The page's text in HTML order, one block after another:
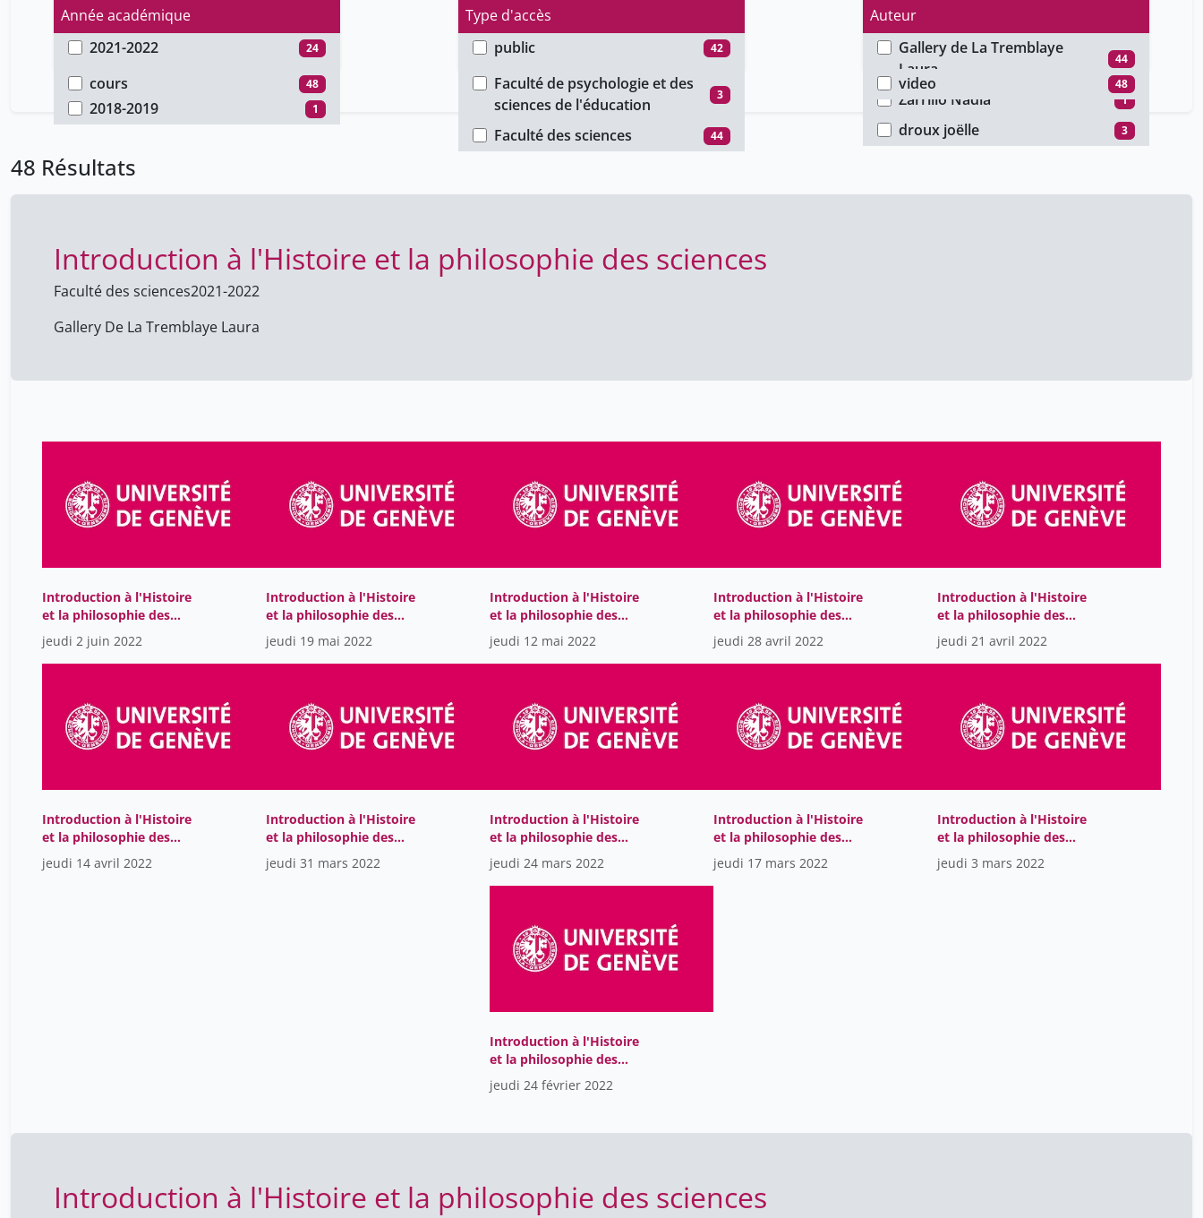
Année académique
2021-2022
24
2020-2021 23
2018-2019 1
Type d'accès
public
42
unige_restricted
Auteur
Gallery de La Tremblaye
Laura
44
Zarrillo Nadia 1
droux joëlle 3
Type de document
cours
48
Faculté
Faculté de psychologie et des
sciences de l'éducation
3
Faculté des sciences 44
Type de média
video
48
48 Résultats
Introduction à l'Histoire et la philosophie des sciences
Faculté des sciences2021-2022
Gallery De La Tremblaye Laura
Introduction à l'Histoire
et la philosophie des
sciences
jeudi 2 juin 2022
Introduction à l'Histoire
et la philosophie des
sciences
jeudi 19 mai 2022
Introduction à l'Histoire
et la philosophie des
sciences
jeudi 12 mai 2022
Introduction à l'Histoire
et la philosophie des
sciences
jeudi 28 avril 2022
Introduction à l'Histoire
et la philosophie des
sciences
jeudi 21 avril 2022
Introduction à l'Histoire
et la philosophie des
sciences
jeudi 14 avril 2022
Introduction à l'Histoire
et la philosophie des
sciences
jeudi 31 mars 2022
Introduction à l'Histoire
et la philosophie des
sciences
jeudi 24 mars 2022
Introduction à l'Histoire
et la philosophie des
sciences
jeudi 17 mars 2022
Introduction à l'Histoire
et la philosophie des
sciences
jeudi 3 mars 2022
Introduction à l'Histoire
et la philosophie des
sciences
jeudi 24 février 2022
Introduction à l'Histoire et la philosophie des sciences